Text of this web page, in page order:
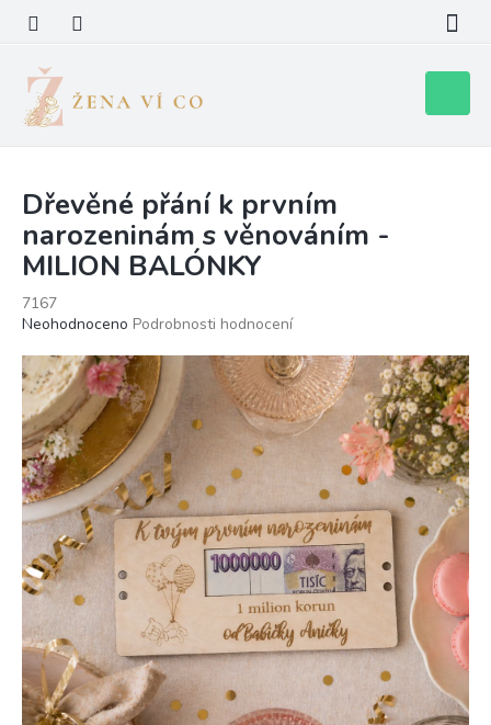
obsah
košík
Dřevěné přání k prvním
narozeninám s věnováním -
MILION BALÓNKY
7167
Průměrné
produktu
je
0,0
z
5
hvězdiček.
Neohodnoceno Podrobnosti hodnocení